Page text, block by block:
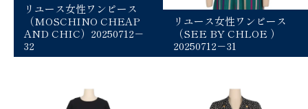
リユース女性ワンピース
（MOSCHINO CHEAP
AND CHIC）20250712－
32
リユース女性ワンピース
（SEE BY CHLOE ）
20250712－31